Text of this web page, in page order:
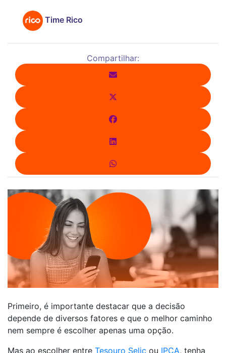
Time Rico
Compartilhar:
Primeiro, é importante destacar que a decisão
depende de diversos fatores e que o melhor caminho
nem sempre é escolher apenas uma opção.
Mas ao escolher entre Tesouro Selic ou IPCA, tenha